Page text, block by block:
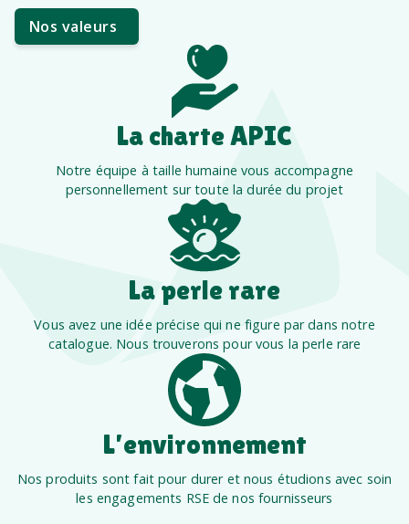
Nos valeurs
La charte APIC
Notre équipe à taille humaine vous accompagne
personnellement sur toute la durée du projet
La perle rare
Vous avez une idée précise qui ne figure par dans notre
catalogue. Nous trouverons pour vous la perle rare
L’environnement
Nos produits sont fait pour durer et nous étudions avec soin
les engagements RSE de nos fournisseurs